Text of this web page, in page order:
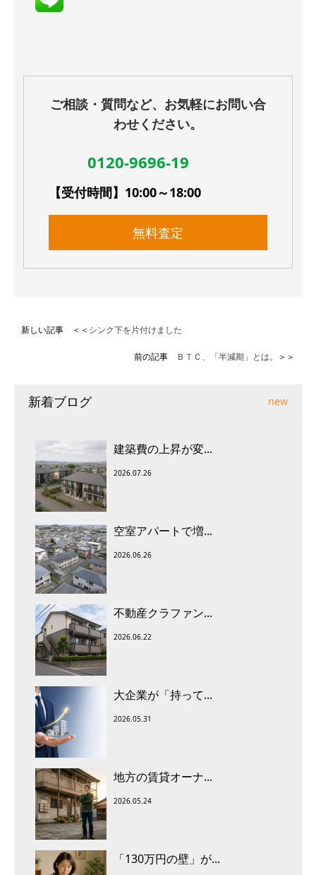
ご相談・質問など、お気軽にお問い合
わせください。
0120-9696-19
【受付時間】10:00～18:00
無料査定
新しい記事 ＜＜ シンク下を片付けました
前の記事 ＢＴＣ、「半減期」とは。 ＞＞
新着ブログ new
建築費の上昇が変...
2026.07.26
空室アパートで増...
2026.06.26
不動産クラファン...
2026.06.22
大企業が「持って...
2026.05.31
地方の賃貸オーナ...
2026.05.24
「130万円の壁」が...